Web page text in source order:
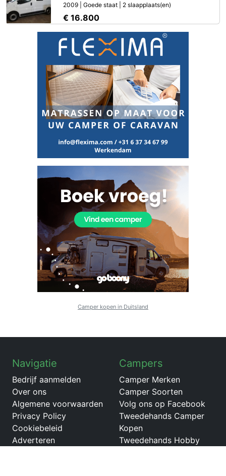
2009 | Goede staat | 2 slaapplaats(en)
€ 16.800
Camper kopen in Duitsland
Navigatie
Bedrijf aanmelden
Over ons
Algemene voorwaarden
Privacy Policy
Cookiebeleid
Adverteren
Campers
Camper Merken
Camper Soorten
Volg ons op Facebook
Tweedehands Camper
Kopen
Tweedehands Hobby